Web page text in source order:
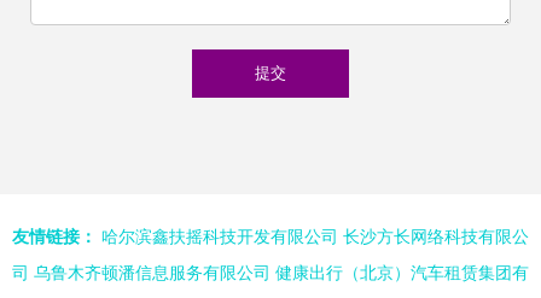
友情链接： 哈尔滨鑫扶摇科技开发有限公司 长沙方长网络科技有限公
司 乌鲁木齐顿潘信息服务有限公司 健康出行（北京）汽车租赁集团有